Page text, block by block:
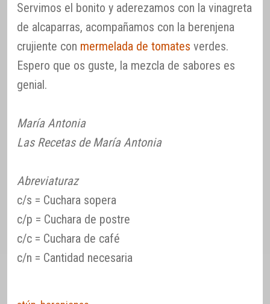
Servimos el bonito y aderezamos con la vinagreta
de alcaparras, acompañamos con la berenjena
crujiente con mermelada de tomates verdes.
Espero que os guste, la mezcla de sabores es
genial.
María Antonia
Las Recetas de María Antonia
Abreviaturaz
c/s = Cuchara sopera
c/p = Cuchara de postre
c/c = Cuchara de café
c/n = Cantidad necesaria